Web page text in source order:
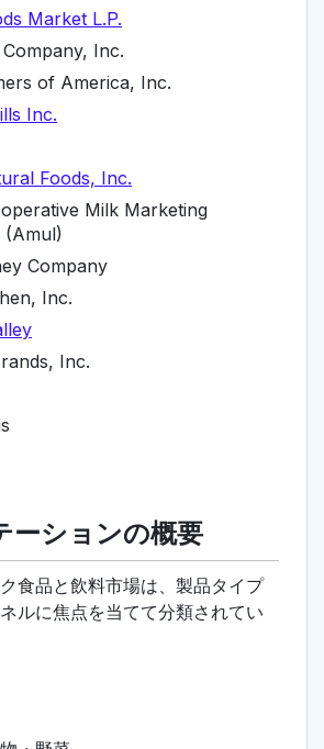
Market L.P.
Inc.
of America, Inc.
Inc.
Foods, Inc.
Milk Marketing
(Amul)
Company
Inc.
Inc.
ーションの概要
食品と飲料市場は、製品タイプ
ルに焦点を当てて分類されてい